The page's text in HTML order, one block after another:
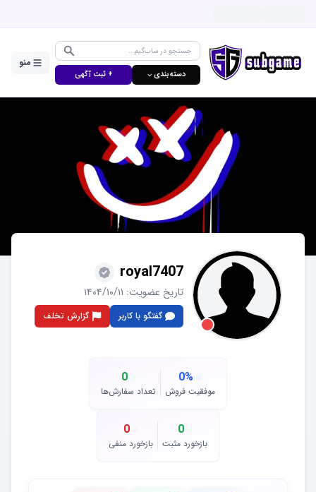
دسته‌بندی ⌵ + ثبت آگهی
منو
royal7407
تاریخ عضویت: ۱۴۰۴/۱۰/۱۱
گفتگو با کاربر گزارش تخلف
0%
موفقیت فروش
0
تعداد سفارش‌ها
0
بازخورد مثبت
0
بازخورد منفی